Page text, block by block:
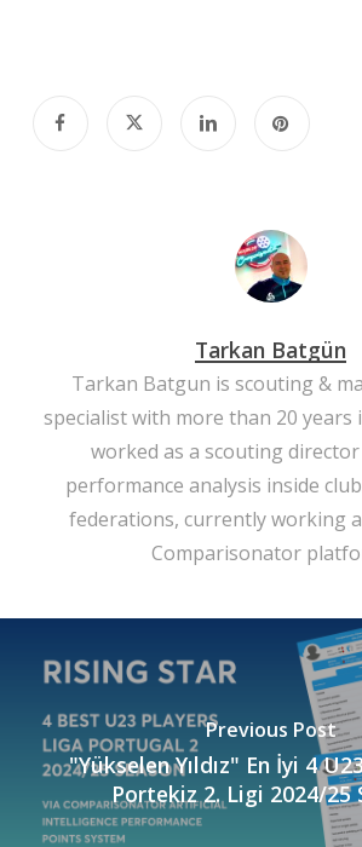
Tarkan Batgün
Tarkan Batgun is scouting &
specialist with more than 20 years
worked as a scouting
performance analysis inside
federations, currently working
Comparisonator
Previous Post
"Yükselen Yıldız" En İyi 4
Portekiz 2. Ligi 2024/25